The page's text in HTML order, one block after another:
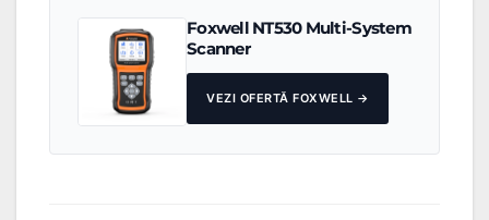
Foxwell NT530 Multi-System
Scanner
VEZI OFERTĂ FOXWELL →